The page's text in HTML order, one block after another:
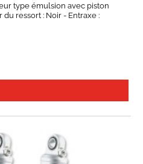
type émulsion avec piston
ressort : Noir - Entraxe :